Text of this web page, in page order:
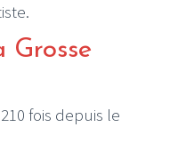
Grosse
fois depuis le